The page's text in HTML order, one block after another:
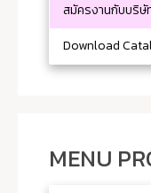
สมัครงานกับบริษั
Download
MENU